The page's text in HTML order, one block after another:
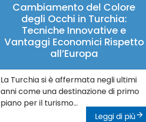
Cambiamento del Colore
degli Occhi in Turchia:
Tecniche Innovative e
Vantaggi Economici Rispetto
all’Europa
La Turchia si è affermata negli ultimi
anni come una destinazione di primo
piano per il turismo...
Leggi di più